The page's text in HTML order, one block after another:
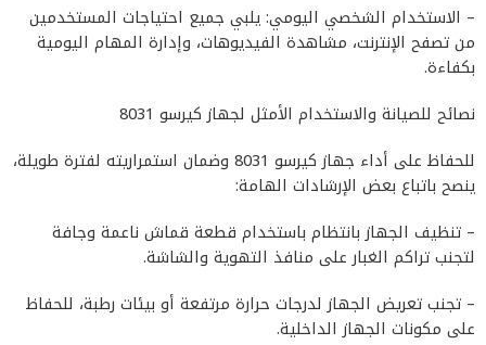
– الاستخدام الشخصي اليومي: يلبي جميع احتياجات المستخدمين
من تصفح الإنترنت، مشاهدة الفيديوهات، وإدارة المهام اليومية
بكفاءة.
نصائح للصيانة والاستخدام الأمثل لجهاز كيرسو 8031
للحفاظ على أداء جهاز كيرسو 8031 وضمان استمراريته لفترة طويلة،
ينصح باتباع بعض الإرشادات الهامة:
– تنظيف الجهاز بانتظام باستخدام قطعة قماش ناعمة وجافة
لتجنب تراكم الغبار على منافذ التهوية والشاشة.
– تجنب تعريض الجهاز لدرجات حرارة مرتفعة أو بيئات رطبة، للحفاظ
على مكونات الجهاز الداخلية.